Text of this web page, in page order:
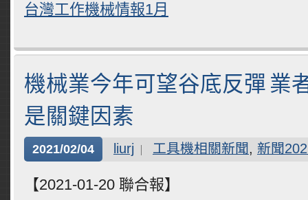
台灣工作機械情報1月
機械業今年可望谷底反彈 業
是關鍵因素
2021/02/04 liurj 工具機相關新聞, 新聞
【2021-01-20 聯合報】